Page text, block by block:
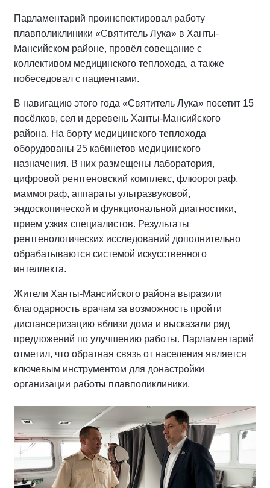
Парламентарий проинспектировал работу
плавполиклиники «Святитель Лука» в Ханты-
Мансийском районе, провёл совещание с
коллективом медицинского теплохода, а также
побеседовал с пациентами.
В навигацию этого года «Святитель Лука» посетит 15
посёлков, сел и деревень Ханты-Мансийского
района. На борту медицинского теплохода
оборудованы 25 кабинетов медицинского
назначения. В них размещены лаборатория,
цифровой рентгеновский комплекс, флюорограф,
маммограф, аппараты ультразвуковой,
эндоскопической и функциональной диагностики,
прием узких специалистов. Результаты
рентгенологических исследований дополнительно
обрабатываются системой искусственного
интеллекта.
Жители Ханты-Мансийского района выразили
благодарность врачам за возможность пройти
диспансеризацию вблизи дома и высказали ряд
предложений по улучшению работы. Парламентарий
отметил, что обратная связь от населения является
ключевым инструментом для донастройки
организации работы плавполиклиники.